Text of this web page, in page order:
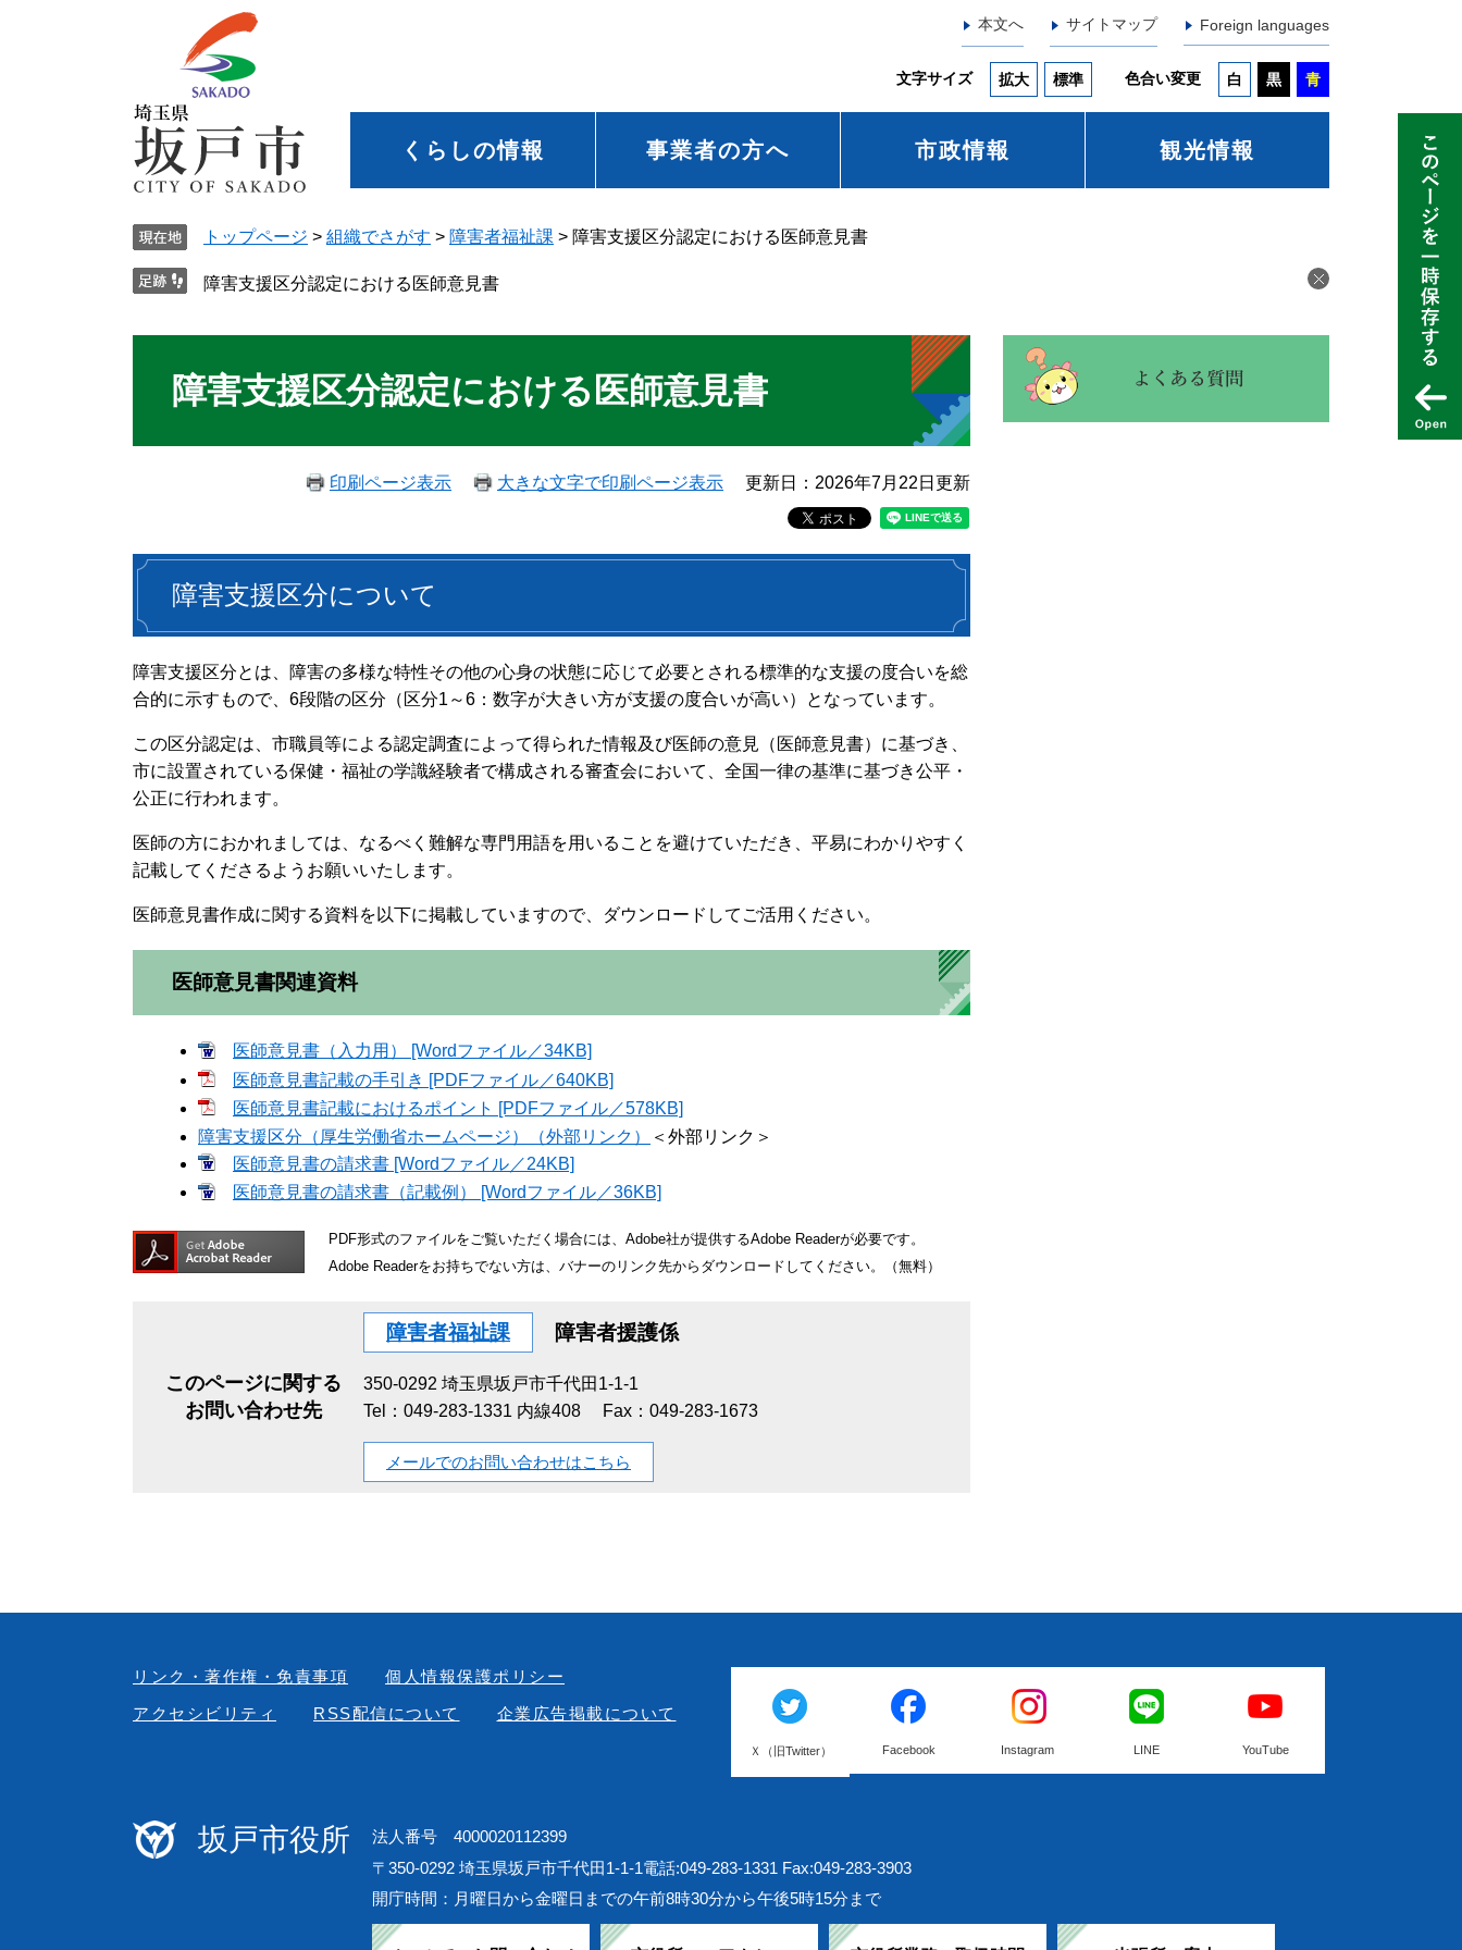
本文へ サイトマップ Foreign languages
文字サイズ 拡大 標準 色合い変更 白 黒 青
くらしの情報 事業者の方へ 市政情報 観光情報
トップページ > 組織でさがす > 障害者福祉課 > 障害支援区分認定における医師意見書
障害支援区分認定における医師意見書
障害支援区分認定における医師意見書
印刷ページ表示 大きな文字で印刷ページ表示 更新日：2026年7月22日更新
障害支援区分について
障害支援区分とは、障害の多様な特性その他の心身の状態に応じて必要とされる標準的な支援の度合いを総
合的に示すもので、6段階の区分（区分1～6：数字が大きい方が支援の度合いが高い）となっています。
この区分認定は、市職員等による認定調査によって得られた情報及び医師の意見（医師意見書）に基づき、
市に設置されている保健・福祉の学識経験者で構成される審査会において、全国一律の基準に基づき公平・
公正に行われます。
医師の方におかれましては、なるべく難解な専門用語を用いることを避けていただき、平易にわかりやすく
記載してくださるようお願いいたします。
医師意見書作成に関する資料を以下に掲載していますので、ダウンロードしてご活用ください。
医師意見書関連資料
医師意見書（入力用） [Wordファイル／34KB]
医師意見書記載の手引き [PDFファイル／640KB]
医師意見書記載におけるポイント [PDFファイル／578KB]
障害支援区分（厚生労働省ホームページ）（外部リンク）
＜外部リンク＞
医師意見書の請求書 [Wordファイル／24KB]
医師意見書の請求書（記載例） [Wordファイル／36KB]
PDF形式のファイルをご覧いただく場合には、Adobe社が提供するAdobe Readerが必要です。
Adobe Readerをお持ちでない方は、バナーのリンク先からダウンロードしてください。（無料）
このページに関する
お問い合わせ先
障害者福祉課 障害者援護係
350-0292 埼玉県坂戸市千代田1-1-1
Tel：049-283-1331 内線408
Fax：049-283-1673
メールでのお問い合わせはこちら
リンク・著作権・免責事項
個人情報保護ポリシー
アクセシビリティ
RSS配信について 企業広告掲載について
Ｘ（旧Twitter） Facebook Instagram LINE YouTube
坂戸市役所
法人番号 4000020112399
〒350-0292 埼玉県坂戸市千代田1-1-1電話:049-283-1331 Fax:049-283-3903
開庁時間：月曜日から金曜日までの午前8時30分から午後5時15分まで